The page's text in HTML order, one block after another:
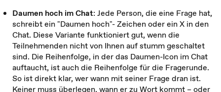
Daumen hoch im Chat: Jede Person, die eine Frage hat,
schreibt ein "Daumen hoch"- Zeichen oder ein X in den
Chat. Diese Variante funktioniert gut, wenn die
Teilnehmenden nicht von Ihnen auf stumm geschaltet
sind. Die Reihenfolge, in der das Daumen-Icon im Chat
auftaucht, ist auch die Reihenfolge für die Fragerunde.
So ist direkt klar, wer wann mit seiner Frage dran ist.
Keiner muss überlegen, wann er zu Wort kommt – oder